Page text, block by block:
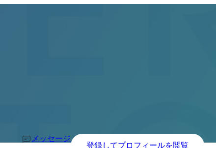
メッセージ
登録してプロフィールを閲覧